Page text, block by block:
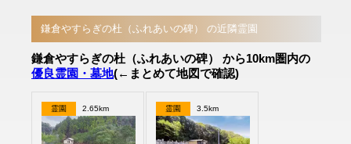
鎌倉やすらぎの杜（ふれあいの碑） の近隣霊園
鎌倉やすらぎの杜（ふれあいの碑） から10km圏内の
優良霊園・墓地(←まとめて地図で確認)
霊園 2.65km 霊園 3.5km